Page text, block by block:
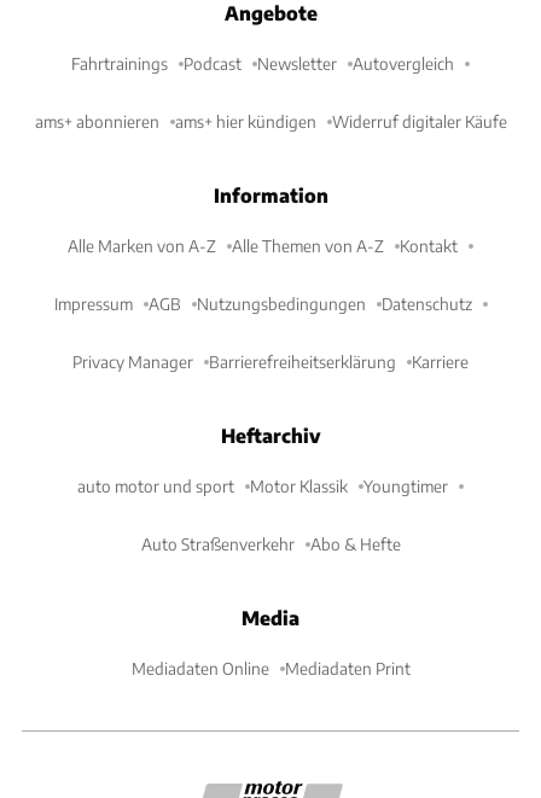
Angebote
Fahrtrainings Podcast Newsletter Autovergleich
ams+ abonnieren ams+ hier kündigen Widerruf digitaler Käufe
Information
Alle Marken von A-Z Alle Themen von A-Z Kontakt
Impressum AGB Nutzungsbedingungen Datenschutz
Privacy Manager Barrierefreiheitserklärung Karriere
Heftarchiv
auto motor und sport Motor Klassik Youngtimer
Auto Straßenverkehr Abo & Hefte
Media
Mediadaten Online Mediadaten Print